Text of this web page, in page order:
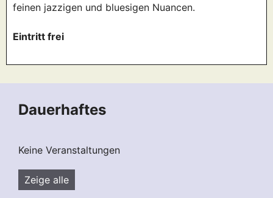
feinen jazzigen und bluesigen Nuancen.
Eintritt frei
Dauerhaftes
Keine Veranstaltungen
Zeige alle